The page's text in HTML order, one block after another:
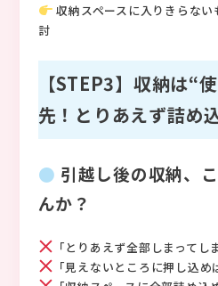
収納スペースに入りきらな
討
【STEP3】収納は“
先！とりあえず詰め
引越し後の収納、
んか？
「とりあえず全部しまってし
「見えないところに押し込め